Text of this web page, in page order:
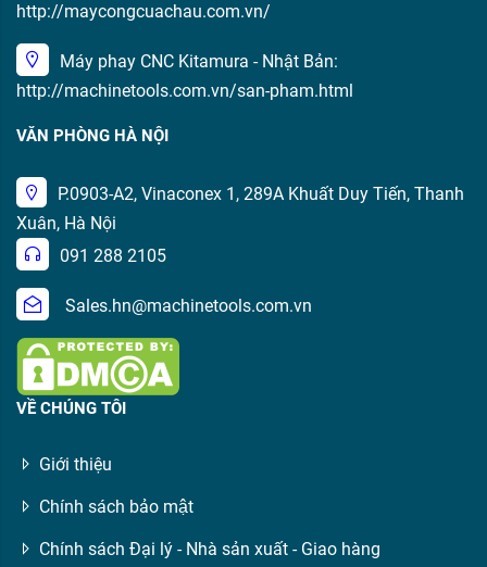
http://maycongcuachau.com.vn/
Máy phay CNC Kitamura - Nhật Bản:
http://machinetools.com.vn/san-pham.html
VĂN PHÒNG HÀ NỘI
P.0903-A2, Vinaconex 1, 289A Khuất Duy Tiến, Thanh
Xuân, Hà Nội
091 288 2105
Sales.hn@machinetools.com.vn
VỀ CHÚNG TÔI
Giới thiệu
Chính sách bảo mật
Chính sách Đại lý - Nhà sản xuất - Giao hàng